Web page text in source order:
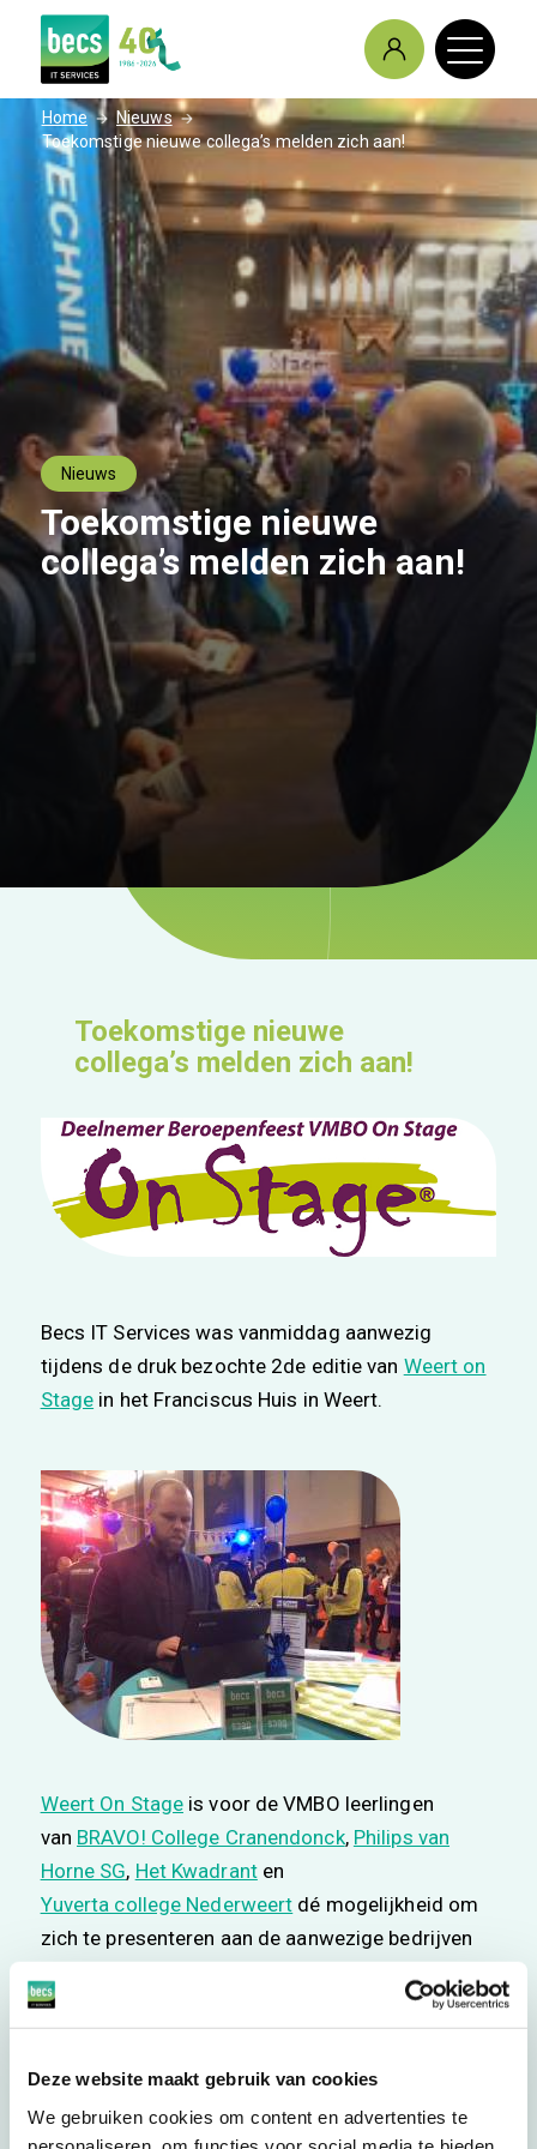
Deze website maakt gebruik van cookies
We gebruiken cookies om content en advertenties te
Home / Nieuws /
Toekomstige nieuwe collega’s melden zich aan!
Nieuws
Toekomstige nieuwe
collega’s melden zich aan!
Toekomstige nieuwe
collega’s melden zich aan!
Becs IT Services was vanmiddag aanwezig
tijdens de druk bezochte 2de editie van Weert on
Stage in het Franciscus Huis in Weert.
Weert On Stage is voor de VMBO leerlingen
van BRAVO! College Cranendonck, Philips van
Horne SG, Het Kwadranten
Yuverta college Nederweert dé mogelijkheid om
zich te presenteren aan de aanwezige bedrijven
gebruik van is gemaakt.
5 april te gast zijn bij ons bedrijf op de
Schoutlaan.